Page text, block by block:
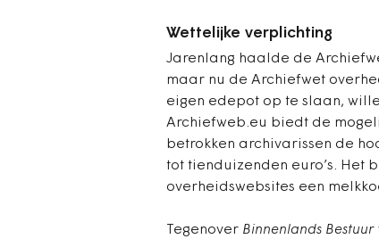
Wettelijke verplichting
Jarenlang haalde de
maar nu de Archiefwet
eigen edepot op te slaan,
Archiefweb.eu biedt de
betrokken archivarissen de
tot tienduizenden euro’s. Het
overheidswebsites een
Tegenover Binnenlands Bestuur